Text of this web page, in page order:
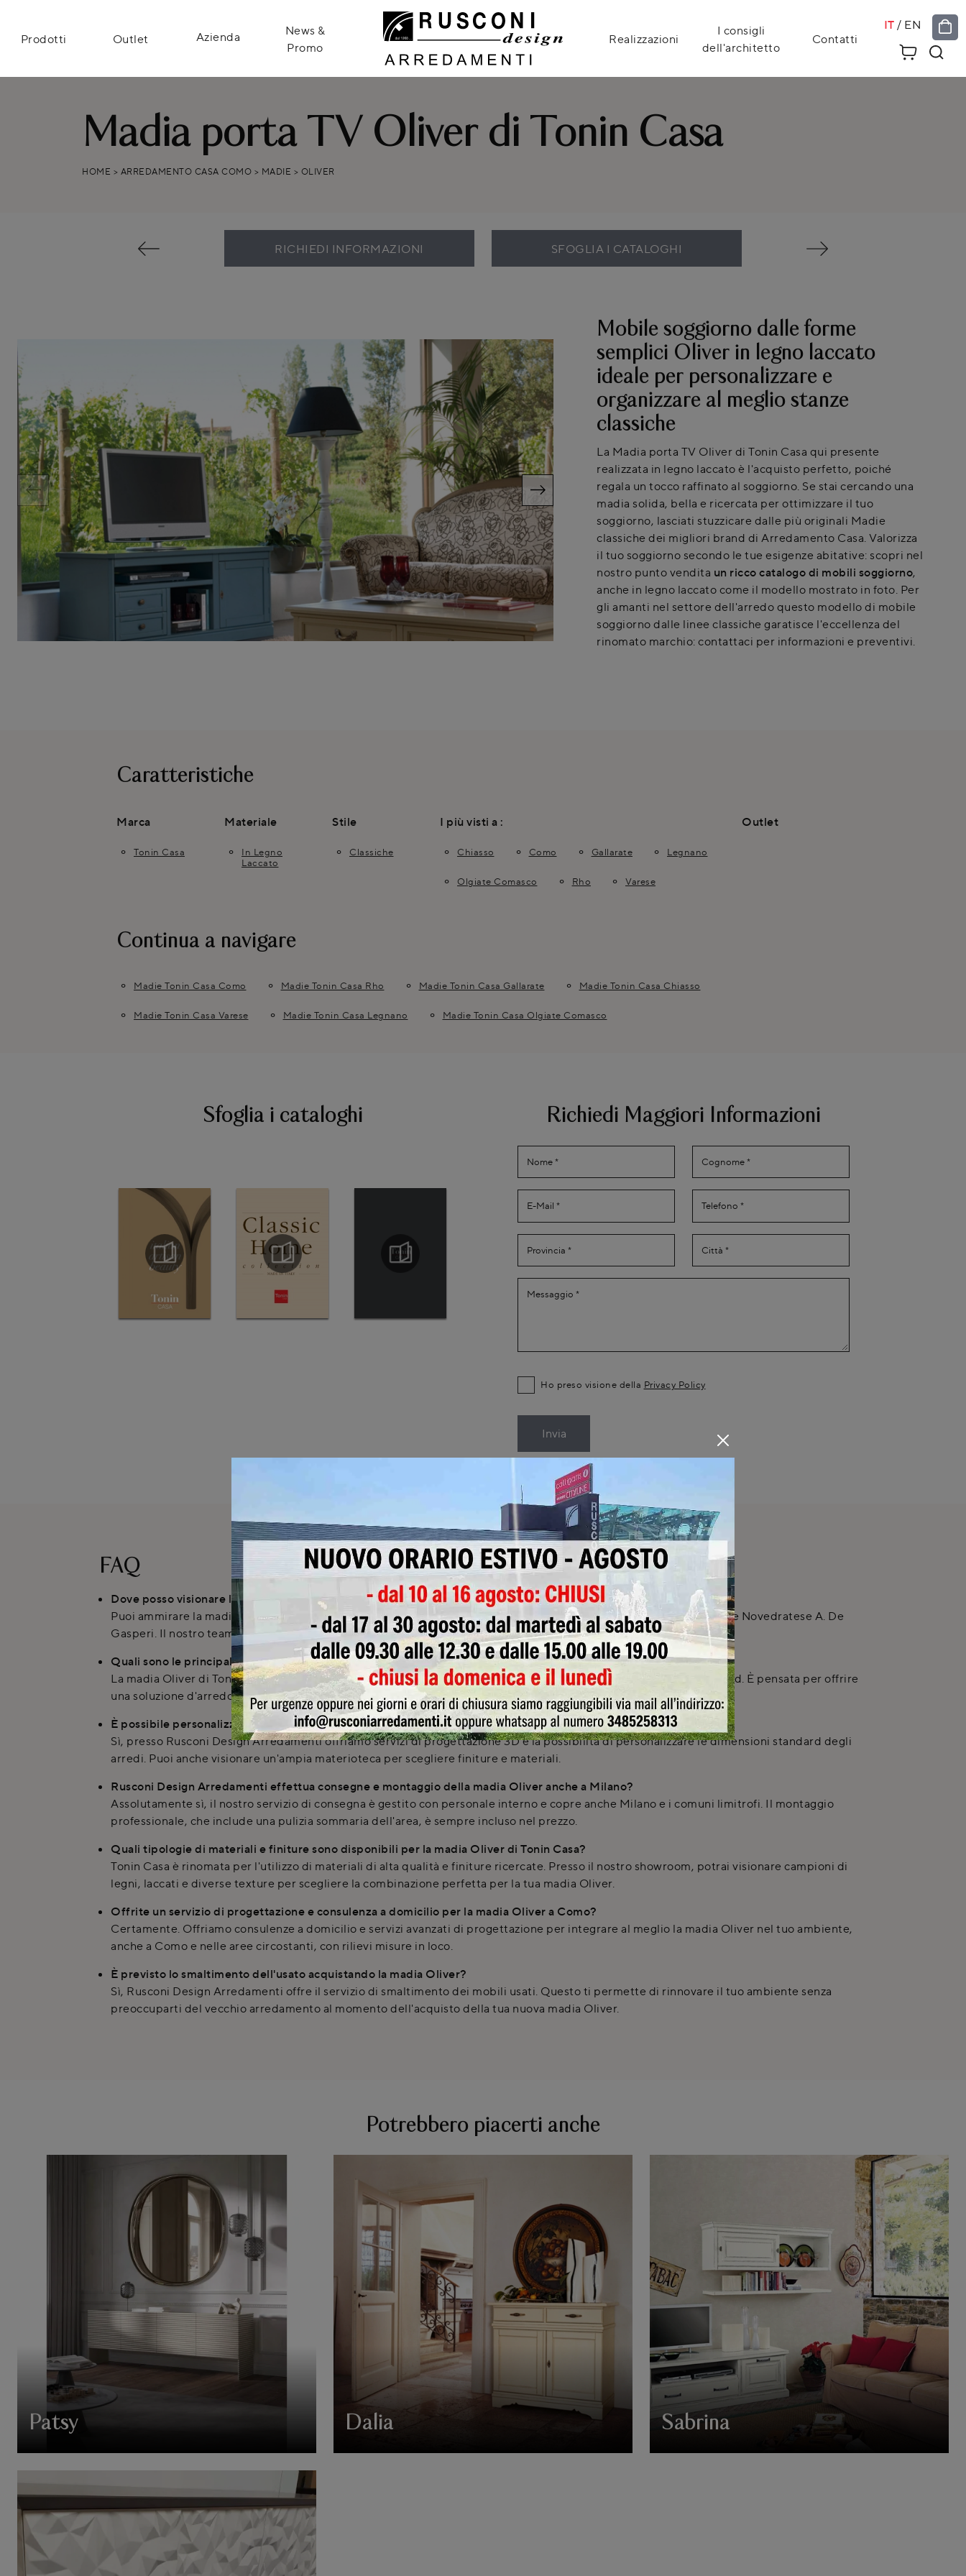
Prodotti Outlet Azienda
News &
Promo
Realizzazioni
I consigli
dell'architetto
Contatti
IT / EN
Madia porta TV Oliver di Tonin Casa
HOME > ARREDAMENTO CASA COMO > MADIE > OLIVER
RICHIEDI INFORMAZIONI SFOGLIA I CATALOGHI
Mobile soggiorno dalle forme
semplici Oliver in legno laccato
ideale per personalizzare e
organizzare al meglio stanze
classiche
La Madia porta TV Oliver di Tonin Casa qui presente
realizzata in legno laccato è l'acquisto perfetto, poiché
regala un tocco raffinato al soggiorno. Se stai cercando una
madia solida, bella e ricercata per ottimizzare il tuo
soggiorno, lasciati stuzzicare dalle più originali Madie
classiche dei migliori brand di Arredamento Casa. Valorizza
il tuo soggiorno secondo le tue esigenze abitative: scopri nel
nostro punto vendita un ricco catalogo di mobili soggiorno,
anche in legno laccato come il modello mostrato in foto. Per
gli amanti nel settore dell'arredo questo modello di mobile
soggiorno dalle linee classiche garatisce l'eccellenza del
rinomato marchio: contattaci per informazioni e preventivi.
Caratteristiche
Marca
Tonin Casa
Materiale
In Legno
Laccato
Stile
Classiche
I più visti a :
Chiasso Como Gallarate Legnano
Olgiate Comasco Rho Varese
Outlet
Continua a navigare
Madie Tonin Casa Como Madie Tonin Casa Rho Madie Tonin Casa Gallarate Madie Tonin Casa Chiasso
Madie Tonin Casa Varese Madie Tonin Casa Legnano Madie Tonin Casa Olgiate Comasco
Sfoglia i cataloghi Richiedi Maggiori Informazioni
Ho preso visione della Privacy Policy
Invia
FAQ
Dove posso visionare la madia Oliver di Tonin Casa vicino a Cirimido?
Puoi ammirare la madia Oliver di Tonin Casa presso Rusconi Design Arredamenti a Cirimido, sulla Strada Provinciale Novedratese A. De
Gasperi. Il nostro team è a disposizione per consulenze personalizzate.
Quali sono le principali caratteristiche di design della madia Oliver?
La madia Oliver di Tonin Casa si distingue per il suo design contemporaneo e l'eleganza delle linee, tipiche del brand. È pensata per offrire
una soluzione d'arredo funzionale e di grande impatto estetico per il tuo soggiorno.
È possibile personalizzare la madia Oliver per adattarla alle mie esigenze specifiche?
Sì, presso Rusconi Design Arredamenti offriamo servizi di progettazione 3D e la possibilità di personalizzare le dimensioni standard degli
arredi. Puoi anche visionare un'ampia materioteca per scegliere finiture e materiali.
Rusconi Design Arredamenti effettua consegne e montaggio della madia Oliver anche a Milano?
Assolutamente sì, il nostro servizio di consegna è gestito con personale interno e copre anche Milano e i comuni limitrofi. Il montaggio
professionale, che include una pulizia sommaria dell'area, è sempre incluso nel prezzo.
Quali tipologie di materiali e finiture sono disponibili per la madia Oliver di Tonin Casa?
Tonin Casa è rinomata per l'utilizzo di materiali di alta qualità e finiture ricercate. Presso il nostro showroom, potrai visionare campioni di
legni, laccati e diverse texture per scegliere la combinazione perfetta per la tua madia Oliver.
Offrite un servizio di progettazione e consulenza a domicilio per la madia Oliver a Como?
Certamente. Offriamo consulenze a domicilio e servizi avanzati di progettazione per integrare al meglio la madia Oliver nel tuo ambiente,
anche a Como e nelle aree circostanti, con rilievi misure in loco.
È previsto lo smaltimento dell'usato acquistando la madia Oliver?
Sì, Rusconi Design Arredamenti offre il servizio di smaltimento dei mobili usati. Questo ti permette di rinnovare il tuo ambiente senza
preoccuparti del vecchio arredamento al momento dell'acquisto della tua nuova madia Oliver.
Potrebbero piacerti anche
Patsy Dalia Sabrina